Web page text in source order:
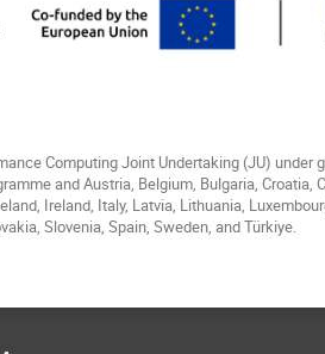
Computing Joint Undertaking (JU) under
and Austria, Belgium, Bulgaria, Croatia,
Ireland, Italy, Latvia, Lithuania,
Slovenia, Spain, Sweden, and Türkiye.